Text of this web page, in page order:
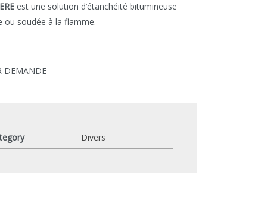
est une solution d’étanchéité bitumineuse
ou soudée à la flamme.
DEMANDE
Divers